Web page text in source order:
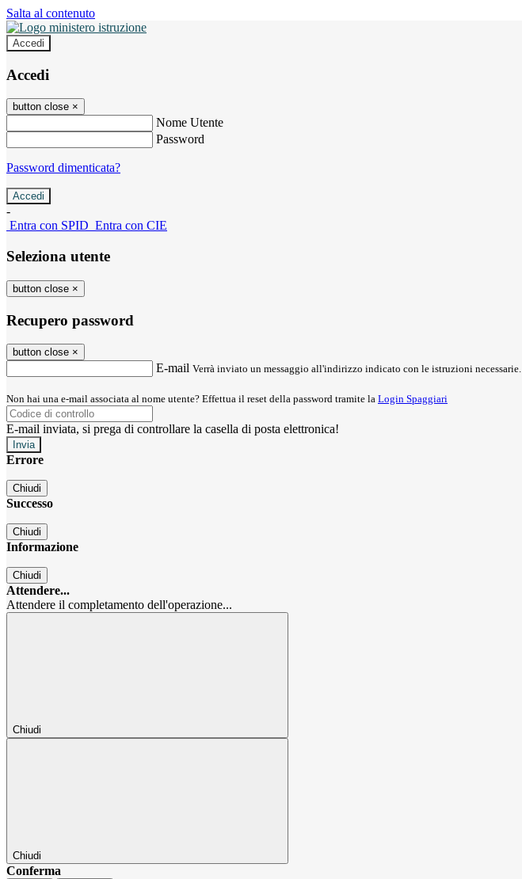
Salta al contenuto
Accedi
Accedi
button close ×
Nome Utente
Password
Password dimenticata?
-
Entra con SPID Entra con CIE
Seleziona utente
button close ×
Recupero password
button close ×
E-mail Verrà inviato un messaggio all'indirizzo indicato con le istruzioni necessarie.
Non hai una e-mail associata al nome utente? Effettua il reset della password tramite la Login Spaggiari
E-mail inviata, si prega di controllare la casella di posta elettronica!
Errore
Chiudi
Successo
Chiudi
Informazione
Chiudi
Attendere...
Attendere il completamento dell'operazione...
Chiudi
Chiudi
Conferma